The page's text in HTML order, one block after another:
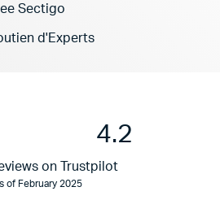
Sectigo
d'Experts
4.2
on Trustpilot
of February 2025